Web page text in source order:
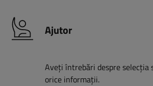
Ajutor
Aveți întrebări despre
orice informații.